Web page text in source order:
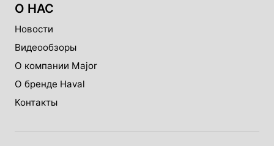
О НАС
Новости
Видеообзоры
О компании Major
О бренде Haval
Контакты